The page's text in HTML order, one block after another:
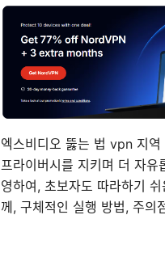
엑스비디오 뚫는 법 vpn 지
프라이버시를 지키며 더 자
영하여, 초보자도 따라하기
께, 구체적인 실행 방법, 주의